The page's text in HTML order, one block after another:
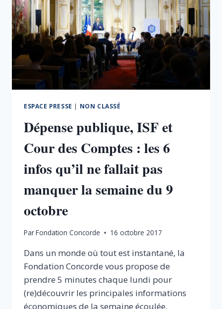
ESPACE PRESSE | NON CLASSÉ
Dépense publique, ISF et
Cour des Comptes : les 6
infos qu’il ne fallait pas
manquer la semaine du 9
octobre
ParFondation Concorde 16 octobre 2017
Dans un monde où tout est instantané, la
Fondation Concorde vous propose de
prendre 5 minutes chaque lundi pour
(re)découvrir les principales informations
économiques de la semaine écoulée,